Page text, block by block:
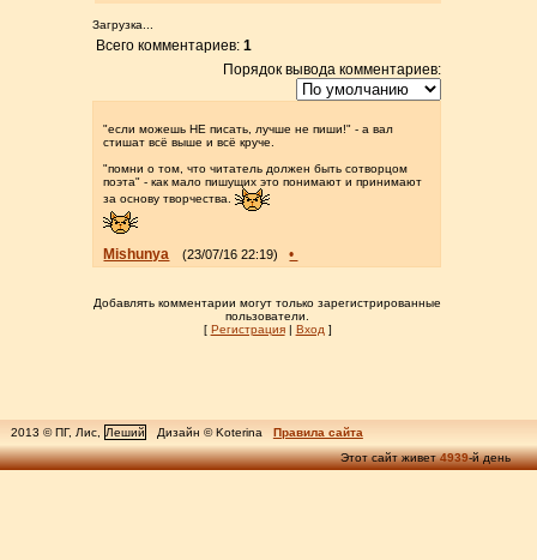
Загрузка...
Всего комментариев:1
Порядок вывода комментариев:
"если можешь НЕ писать, лучше не пиши!" - а вал
стишат всё выше и всё круче.
"помни о том, что читатель должен быть сотворцом
поэта" - как мало пишущих это понимают и принимают
за основу творчества.
Mishunya (23/07/16 22:19) •
Добавлять комментарии могут только зарегистрированные
пользователи.
[ Регистрация| Вход ]
2013 © ПГ, Лис, Леший Дизайн © Koterina
Правила сайта
Этот сайт живет4939-й день